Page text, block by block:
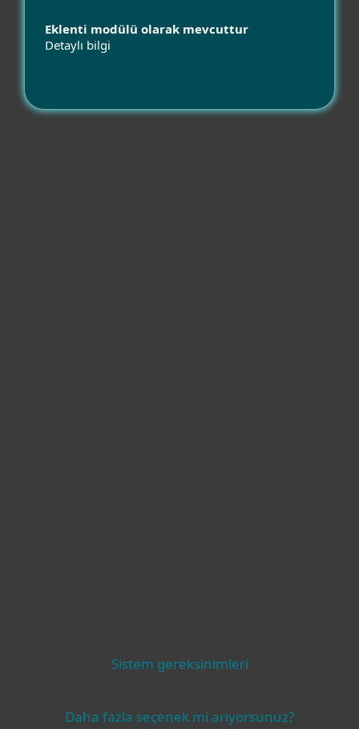
Eklenti modülü olarak mevcuttur
Detaylı bilgi
Sistem gereksinimleri
Daha fazla seçenek mi arıyorsunuz?